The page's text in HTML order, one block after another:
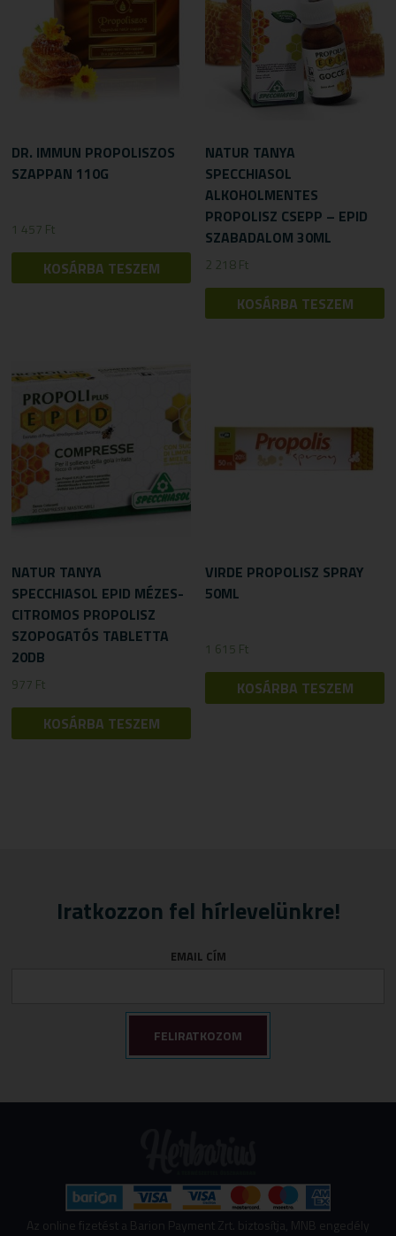
DR. IMMUN PROPOLISZOS
SZAPPAN 110G
1 457 Ft
KOSÁRBA TESZEM
NATUR TANYA
SPECCHIASOL
ALKOHOLMENTES
PROPOLISZ CSEPP – EPID
SZABADALOM 30ML
2 218Ft
KOSÁRBA TESZEM
NATUR TANYA
SPECCHIASOL EPID MÉZES-
CITROMOS PROPOLISZ
SZOPOGATÓS TABLETTA
20DB
977 Ft
KOSÁRBA TESZEM
VIRDE PROPOLISZ SPRAY
50ML
1 615 Ft
KOSÁRBA TESZEM
Iratkozzon fel hírlevelünkre!
EMAIL CÍM
Az online fizetést a Barion Payment Zrt. biztosítja, MNB engedély